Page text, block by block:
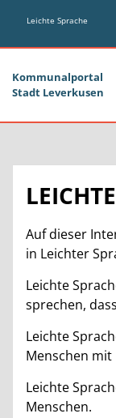
Zum Hauptinhalt
Leichte Sprache
Kommunalportal
Stadt Leverkusen
Auf dieser
in Leichter
Leichte
sprechen,
Leichte
Menschen mit
Leichte
Menschen.